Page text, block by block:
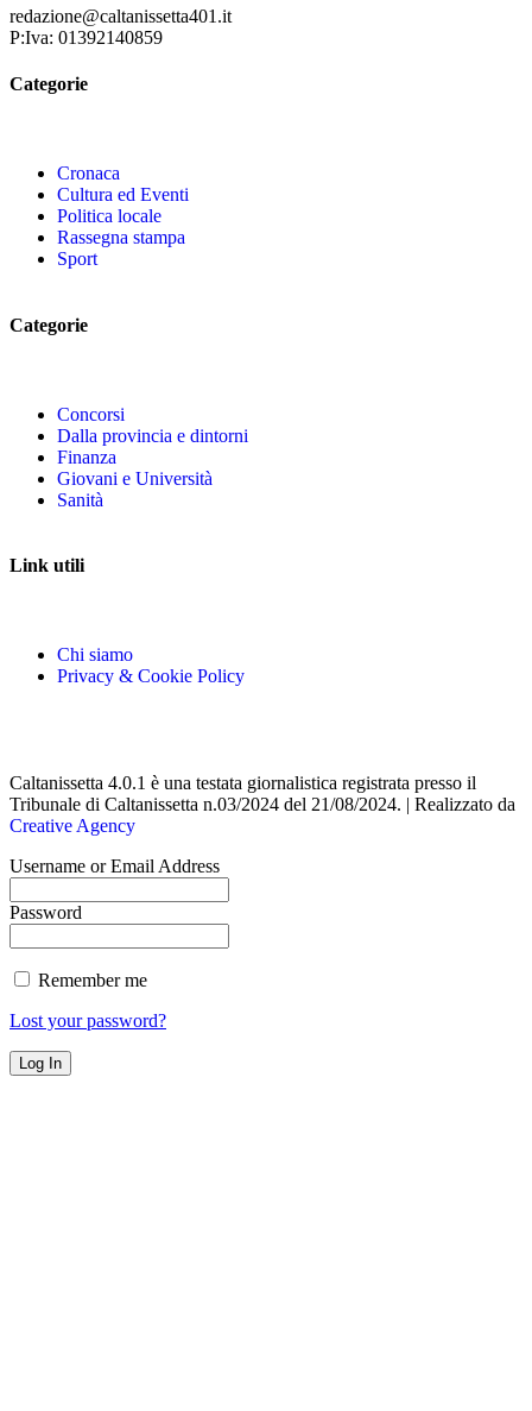
redazione@caltanissetta401.it
P:Iva: 01392140859
Categorie
Cronaca
Cultura ed Eventi
Politica locale
Rassegna stampa
Sport
Categorie
Concorsi
Dalla provincia e dintorni
Finanza
Giovani e Università
Sanità
Link utili
Chi siamo
Privacy & Cookie Policy
Caltanissetta 4.0.1 è una testata giornalistica registrata presso il
Tribunale di Caltanissetta n.03/2024 del 21/08/2024. | Realizzato da
Creative Agency
Username or Email Address
Password
Remember me
Lost your password?